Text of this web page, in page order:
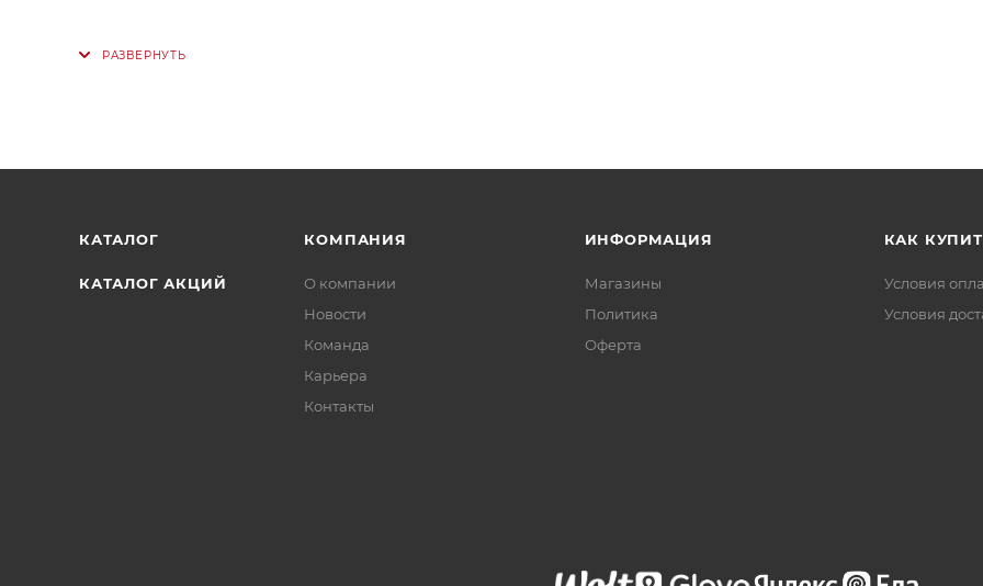
КАТАЛОГ
КАТАЛОГ АКЦИЙ
КОМПАНИЯ
О компании
Новости
Команда
Карьера
Контакты
ИНФОРМАЦИЯ
Магазины
Политика
Офертa
КАК
Условия
Условия